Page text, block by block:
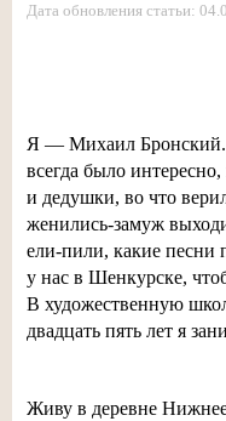
Дата обновления статьи:
Я — Михаил
всегда было
и дедушки, во что
женились-замуж
ели-пили, какие песни
у нас в Шенкурске,
В художественную
двадцать пять лет я
Живу в деревне